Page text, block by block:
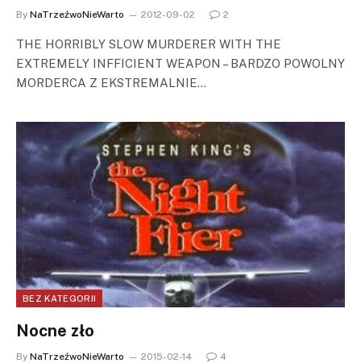
By NaTrzeźwoNieWarto 2012-09-02 2
THE HORRIBLY SLOW MURDERER WITH THE
EXTREMELY INFFICIENT WEAPON – BARDZO POWOLNY
MORDERCA Z EKSTREMALNIE…
BEZ KATEGORII
Nocne zło
By NaTrzeźwoNieWarto 2015-02-14 4